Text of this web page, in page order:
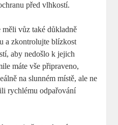
před vlhkostí.
měli vůz také důkladně
a zkontrolujte blízkost
aby nedošlo k jejich
máte vše připraveno,
na slunném místě, ale ne
rychlému odpařování